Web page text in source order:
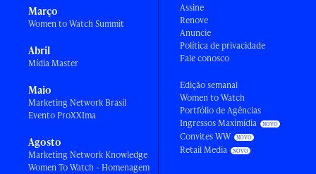
Março
Women to Watch Summit
Abril
Mídia Master
Maio
Marketing Network Brasil
Evento ProXXIma
Agosto
Marketing Network Knowledge
Women To Watch - Homenagem
Assine
Renove
Anuncie
Política de privacidade
Fale conosco
Edição semanal
Women to Watch
Portfólio de Agências
Ingressos Maximídia
Convites WW
Retail Media